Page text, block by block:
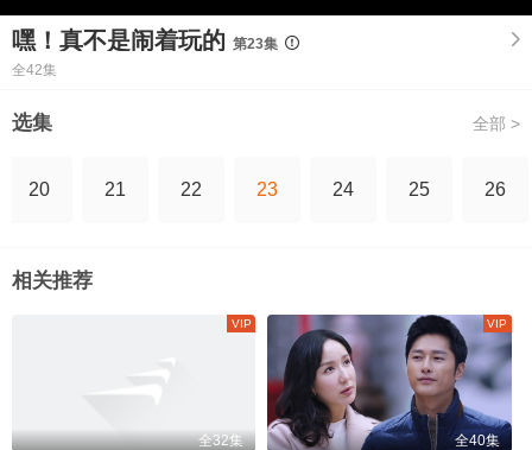
嘿！真不是闹着玩的 第23集
全42集
选集 全部 >
20 21 22 23 24 25 26
相关推荐
全32集 全40集